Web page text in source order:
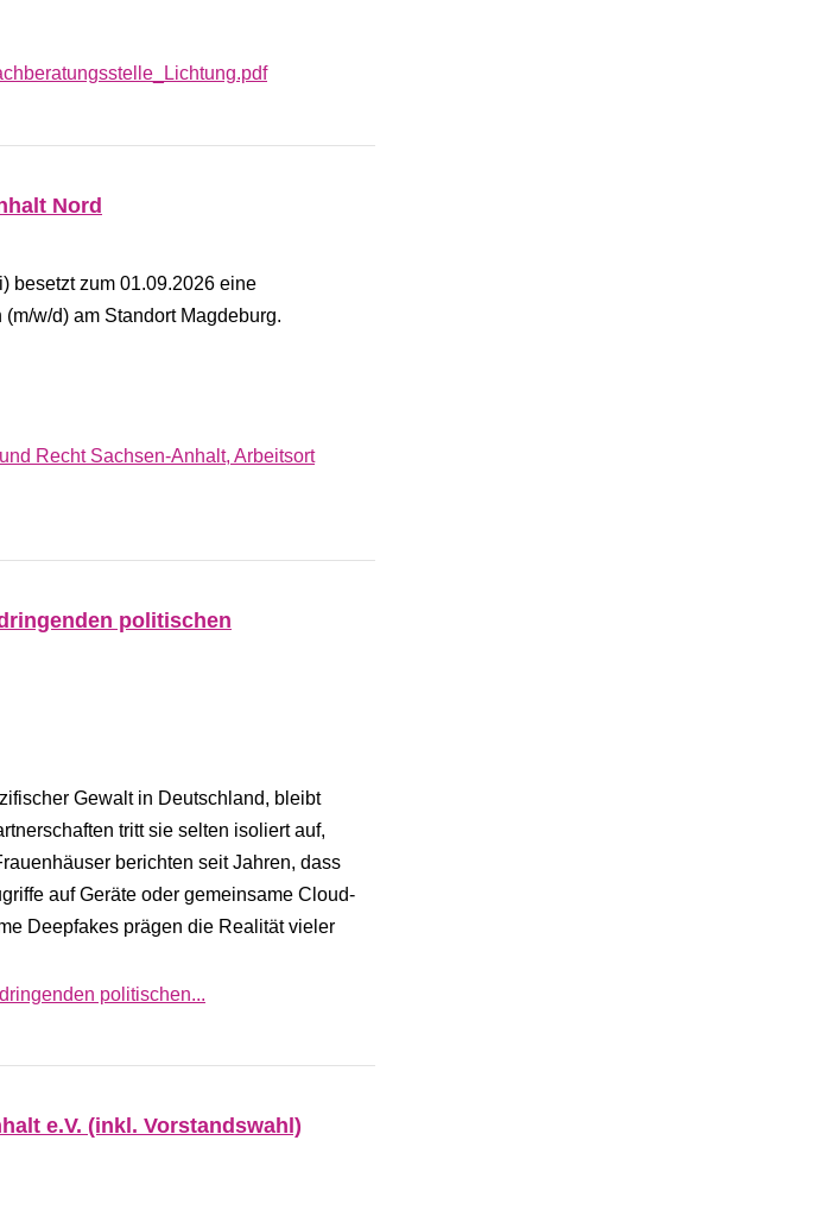
Nord
besetzt zum 01.09.2026 eine
w/d) am Standort Magdeburg.
Recht Sachsen-Anhalt, Arbeitsort
politischen
Gewalt in Deutschland, bleibt
tritt sie selten isoliert auf,
berichten seit Jahren, dass
auf Geräte oder gemeinsame Cloud-
Deepfakes prägen die Realität vieler
politischen...
e.V. (inkl. Vorstandswahl)